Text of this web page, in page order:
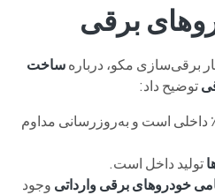
برقی
مکو، دربارهساخت
توضیح داد:
داخلی است و به‌روزرسانی مداوم
تولید داخل است.
خودروهای برقی وارداتی وجود